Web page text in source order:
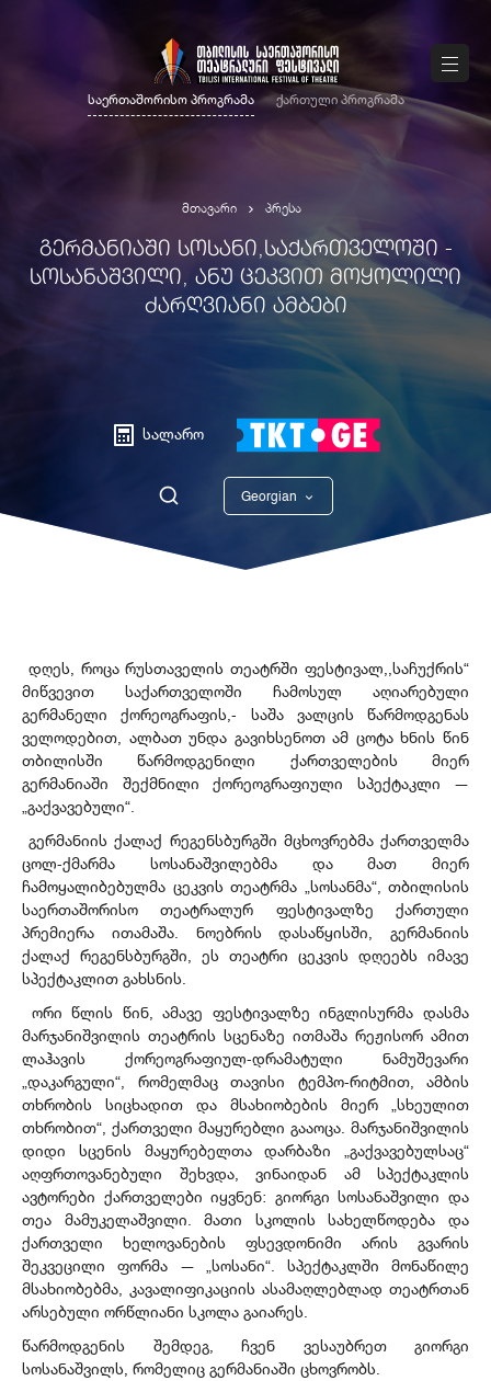
საერთაშორისო პროგრამა ქართული პროგრამა
მთავარი პრესა
ᲒᲔᲠᲛᲐᲜᲘᲐᲨᲘ ᲡᲝᲡᲐᲜᲘ,ᲡᲐᲥᲐᲠᲗᲕᲔᲚᲝᲨᲘ -
ᲡᲝᲡᲐᲜᲐᲨᲕᲘᲚᲘ, ᲐᲜᲣ ᲪᲔᲙᲕᲘᲗ ᲛᲝᲧᲝᲚᲘᲚᲘ
ᲫᲐᲠᲦᲕᲘᲐᲜᲘ ᲐᲛᲑᲔᲑᲘ
სალარო
Georgian
დღეს, როცა რუსთაველის თეატრში ფესტივალ,,საჩუქრის“
მიწვევით საქართველოში ჩამოსულ აღიარებული
გერმანელი ქორეოგრაფის,- საშა ვალცის წარმოდგენას
ველოდებით, ალბათ უნდა გავიხსენოთ ამ ცოტა ხნის წინ
თბილისში წარმოდგენილი ქართველების მიერ
გერმანიაში შექმნილი ქორეოგრაფიული სპექტაკლი —
„გაქვავებული“.
გერმანიის ქალაქ რეგენსბურგში მცხოვრებმა ქართველმა
ცოლ-ქმარმა სოსანაშვილებმა და მათ მიერ
ჩამოყალიბებულმა ცეკვის თეატრმა „სოსანმა“, თბილისის
საერთაშორისო თეატრალურ ფესტივალზე ქართული
პრემიერა ითამაშა. ნოებრის დასაწყისში, გერმანიის
ქალაქ რეგენსბურგში, ეს თეატრი ცეკვის დღეებს იმავე
სპექტაკლით გახსნის.
ორი წლის წინ, ამავე ფესტივალზე ინგლისურმა დასმა
მარჯანიშვილის თეატრის სცენაზე ითმაშა რეჟისორ ამით
ლაჰავის ქორეოგრაფიულ-დრამატული ნამუშევარი
„დაკარგული“, რომელმაც თავისი ტემპო-რიტმით, ამბის
თხრობის სიცხადით და მსახიობების მიერ „სხეულით
თხრობით“, ქართველი მაყურებლი გააოცა. მარჯანიშვილის
დიდი სცენის მაყურებელთა დარბაზი „გაქვავებულსაც“
აღფრთოვანებული შეხვდა, ვინაიდან ამ სპექტაკლის
ავტორები ქართველები იყვნენ: გიორგი სოსანაშვილი და
თეა მამუკელაშვილი. მათი სკოლის სახელწოდება და
ქართველი ხელოვანების ფსევდონიმი არის გვარის
შეკვეცილი ფორმა — „სოსანი“. სპექტაკლში მონაწილე
მსახიობებმა, კავალიფიკაციის ასამაღლებლად თეატრთან
არსებული ორწლიანი სკოლა გაიარეს.
წარმოდგენის შემდეგ, ჩვენ ვესაუბრეთ გიორგი
სოსანაშვილს, რომელიც გერმანიაში ცხოვრობს.